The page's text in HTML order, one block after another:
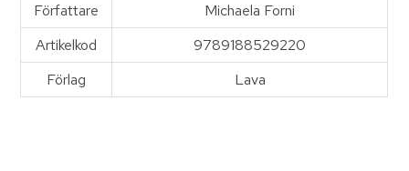
Författare
Michaela Forni
Artikelkod
9789188529220
Förlag
Lava